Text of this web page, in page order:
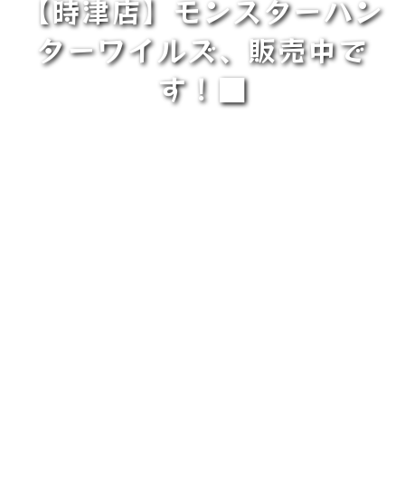
【時津店】モンスターハン
ターワイルズ、販売中で
す！■